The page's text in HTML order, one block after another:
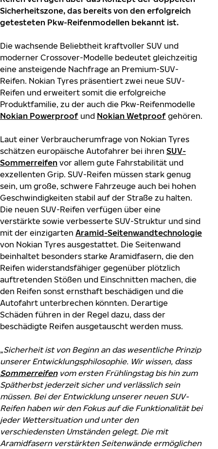
Sicherheitszone, das bereits von den erfolgreich
getesteten Pkw-Reifenmodellen bekannt ist.
Die wachsende Beliebtheit kraftvoller SUV und
moderner Crossover-Modelle bedeutet gleichzeitig
eine ansteigende Nachfrage an Premium-SUV-
Reifen. Nokian Tyres präsentiert zwei neue SUV-
Reifen und erweitert somit die erfolgreiche
Produktfamilie, zu der auch die Pkw-Reifenmodelle
Nokian Powerproof und Nokian Wetproof gehören.
Laut einer Verbraucherumfrage von Nokian Tyres
schätzen europäische Autofahrer bei ihren SUV-
Sommerreifen vor allem gute Fahrstabilität und
exzellenten Grip. SUV-Reifen müssen stark genug
sein, um große, schwere Fahrzeuge auch bei hohen
Geschwindigkeiten stabil auf der Straße zu halten.
Die neuen SUV-Reifen verfügen über eine
verstärkte sowie verbesserte SUV-Struktur und sind
mit der einzigarten Aramid-Seitenwandtechnologie
von Nokian Tyres ausgestattet. Die Seitenwand
beinhaltet besonders starke Aramidfasern, die den
Reifen widerstandsfähiger gegenüber plötzlich
auftretenden Stößen und Einschnitten machen, die
den Reifen sonst ernsthaft beschädigen und die
Autofahrt unterbrechen könnten. Derartige
Schäden führen in der Regel dazu, dass der
beschädigte Reifen ausgetauscht werden muss.
„Sicherheit ist von Beginn an das wesentliche Prinzip
unserer Entwicklungsphilosophie. Wir wissen, dass
Sommerreifenvom ersten Frühlingstag bis hin zum
Spätherbst jederzeit sicher und verlässlich sein
müssen. Bei der Entwicklung unserer neuen SUV-
Reifen haben wir den Fokus auf die Funktionalität bei
jeder Wettersituation und unter den
verschiedensten Umständen gelegt. Die mit
Aramidfasern verstärkten Seitenwände ermöglichen